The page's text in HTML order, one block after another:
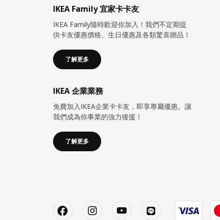
IKEA Family 宜家卡卡友
IKEA Family隨時歡迎你加入！我們不定期提
供卡友優惠價格、生日優惠及各類驚喜贈品！
了解更多
IKEA 企業業務
免費加入IKEA企業卡卡友，即享專屬優惠。讓
我們成為你事業的強力後援！
了解更多